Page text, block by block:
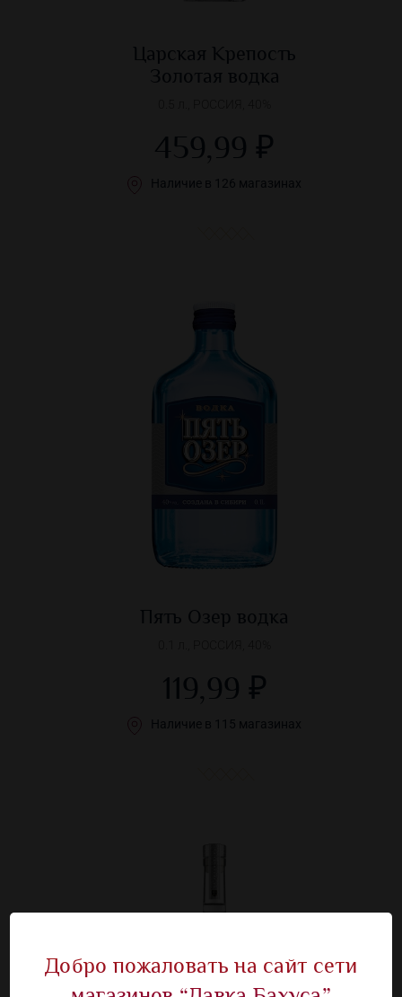
Царская Крепость
Золотая водка
459,99 ₽
Наличие в 126 магазинах
Пять Озер водка
119,99 ₽
Наличие в 115 магазинах
Добро пожаловать на сайт сети